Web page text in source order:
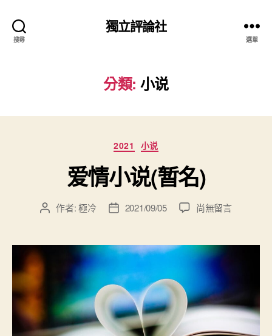
搜尋
獨立評論社
選單
分類: 小说
分
類
2021 小说
爱情小说(暂名)
文
者
作者:極冷
文
佈
期
2021/09/05
在
小
说
名)〉
中
尚無留言